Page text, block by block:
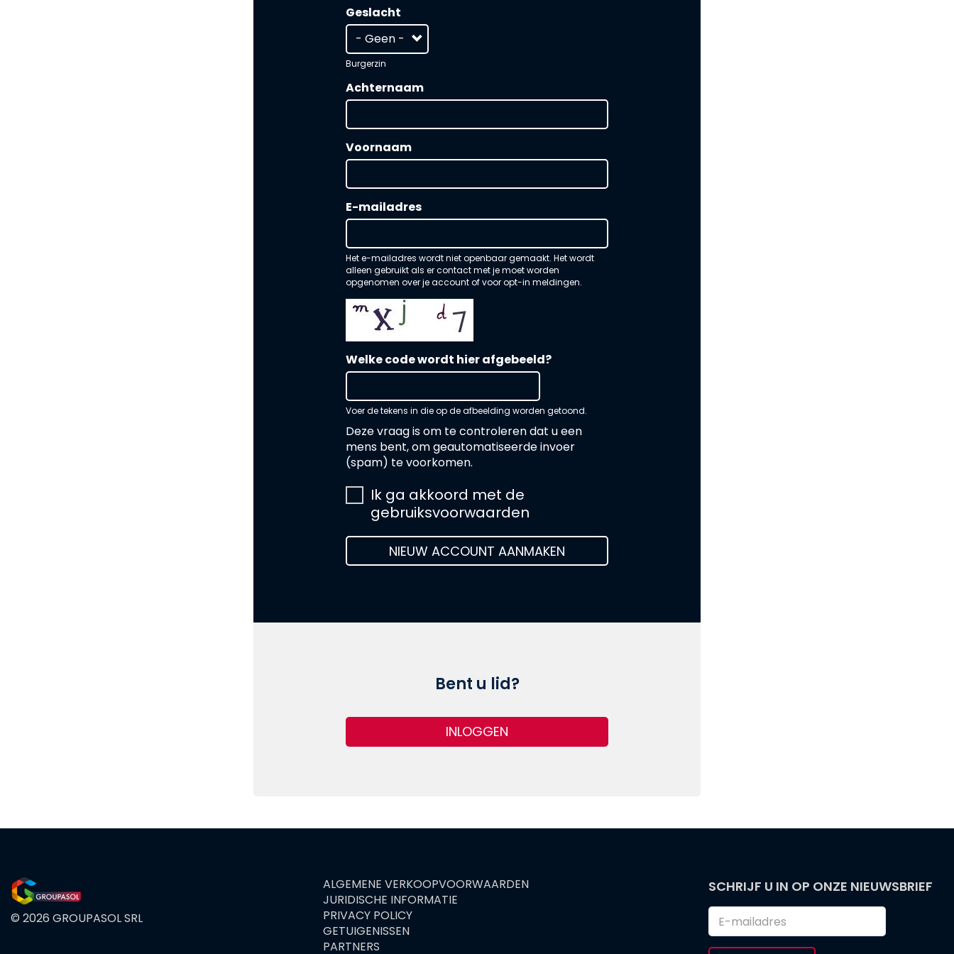
Geslacht
Burgerzin
Achternaam
Voornaam
E-mailadres
Het e-mailadres wordt niet openbaar gemaakt. Het wordt
alleen gebruikt als er contact met je moet worden
opgenomen over je account of voor opt-in meldingen.
Welke code wordt hier afgebeeld?
Voer de tekens in die op de afbeelding worden getoond.
Deze vraag is om te controleren dat u een
mens bent, om geautomatiseerde invoer
(spam) te voorkomen.
Ik ga akkoord met de
gebruiksvoorwaarden
NIEUW ACCOUNT AANMAKEN
Bent u lid?
INLOGGEN
© 2026 GROUPASOL SRL
FOOTER
MENU
ALGEMENE VERKOOPVOORWAARDEN
JURIDISCHE INFORMATIE
PRIVACY POLICY
GETUIGENISSEN
PARTNERS
SCHRIJF U IN OP ONZE NIEUWSBRIEF